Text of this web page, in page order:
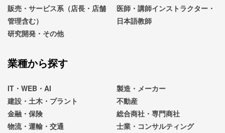
販売・サービス系（店長・店舗
管理含む）
医師・講師インストラクター・
日本語教師
研究開発・その他
業種から探す
IT・WEB・AI
製造・メーカー
建設・土木・プラント
不動産
金融・保険
総合商社・専門商社
物流・運輸・交通
士業・コンサルティング